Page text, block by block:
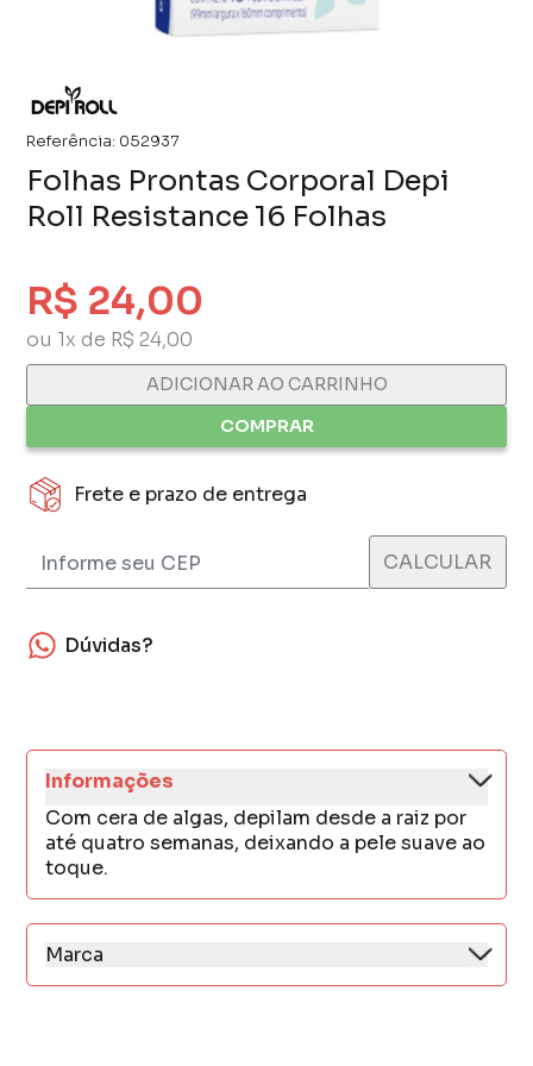
Referência: 052937
Folhas Prontas Corporal Depi
Roll Resistance 16 Folhas
R$ 24,00
ou 1x de R$ 24,00
ADICIONAR AO CARRINHO
COMPRAR
Frete e prazo de entrega
Dúvidas?
Informações
Com cera de algas, depilam desde a raiz por
até quatro semanas, deixando a pele suave ao
toque.
Marca
Há mais de 20 anos, a Depi Roll nasceu com